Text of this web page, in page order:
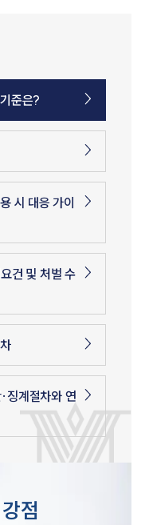
준은?
시 대응 가이
건 및 처벌 수
징계절차와 연
점